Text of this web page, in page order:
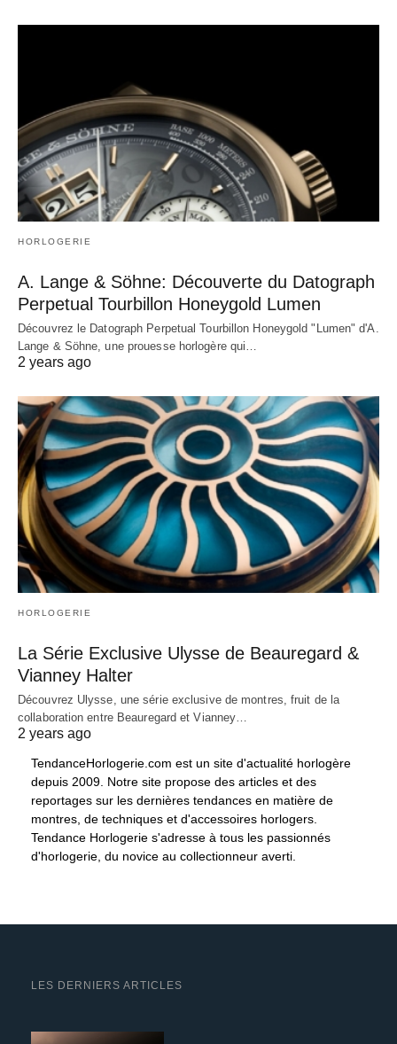
HORLOGERIE
A. Lange & Söhne: Découverte du Datograph
Perpetual Tourbillon Honeygold Lumen
Découvrez le Datograph Perpetual Tourbillon Honeygold "Lumen" d'A.
Lange & Söhne, une prouesse horlogère qui…
2 years ago
HORLOGERIE
La Série Exclusive Ulysse de Beauregard &
Vianney Halter
Découvrez Ulysse, une série exclusive de montres, fruit de la
collaboration entre Beauregard et Vianney…
2 years ago
TendanceHorlogerie.com est un site d'actualité horlogère
depuis 2009. Notre site propose des articles et des
reportages sur les dernières tendances en matière de
montres, de techniques et d'accessoires horlogers.
Tendance Horlogerie s'adresse à tous les passionnés
d'horlogerie, du novice au collectionneur averti.
LES DERNIERS ARTICLES